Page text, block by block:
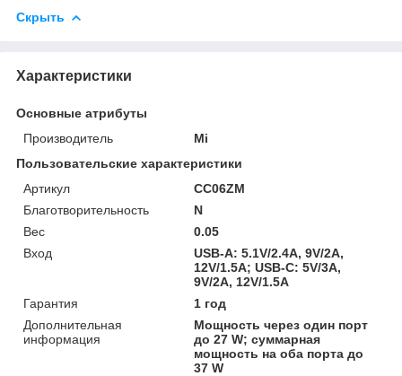
Скрыть
Характеристики
Основные атрибуты
Производитель
Mi
Пользовательские характеристики
Артикул
CC06ZM
Благотворительность
N
Вес
0.05
Вход
USB-A: 5.1V/2.4A, 9V/2A,
12V/1.5A; USB-C: 5V/3A,
9V/2A, 12V/1.5A
Гарантия
1 год
Дополнительная
информация
Мощность через один порт
до 27 W; суммарная
мощность на оба порта до
37 W